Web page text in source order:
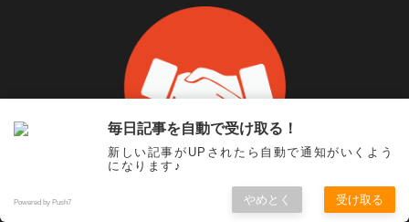
地域のテニスショップを応援！ スタテニでは地域のテニスショップ
毎日記事を自動で受け取る！
新しい記事がUPされたら自動で通知がいくよう
になります♪
Powered by Push7 やめとく 受け取る